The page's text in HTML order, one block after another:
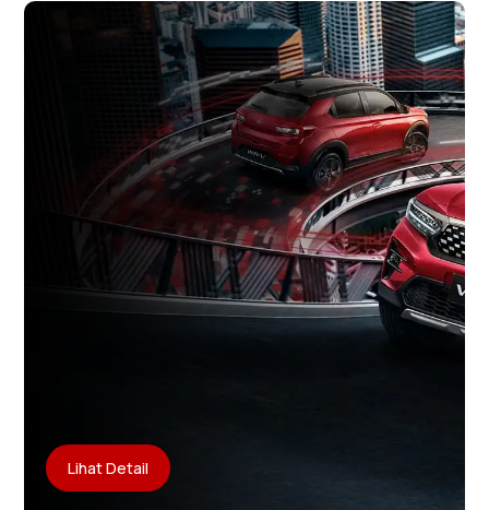
Lihat Detail